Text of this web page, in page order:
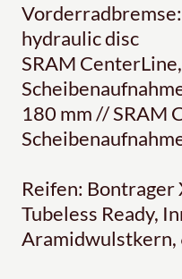
hydraulic disc
SRAM
180 mm // SRAM
Reifen: Bontrager
Tubeless Ready,
Aramidwulstkern,